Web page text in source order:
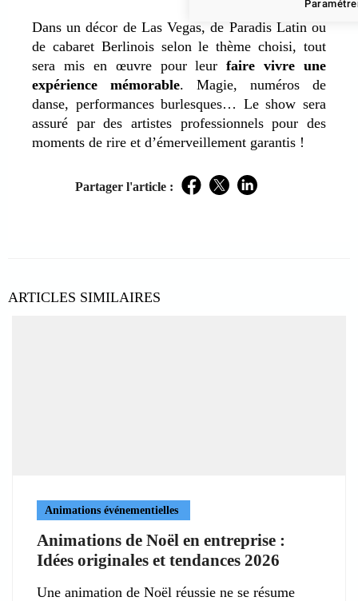
Dans un décor de Las Vegas, de Paradis Latin ou
de cabaret Berlinois selon le thème choisi, tout
sera mis en œuvre pour leurfaire vivre une
expérience mémorable. Magie, numéros de
danse, performances burlesques… Le show sera
assuré par des artistes professionnels pour des
moments de rire et d’émerveillement garantis !
Partager l'article : Facebook
TwitterLinkedIn
ARTICLES SIMILAIRES
Animations événementielles
Animations de Noël en entreprise :
Idées originales et tendances 2026
Une animation de Noël réussie ne se résume